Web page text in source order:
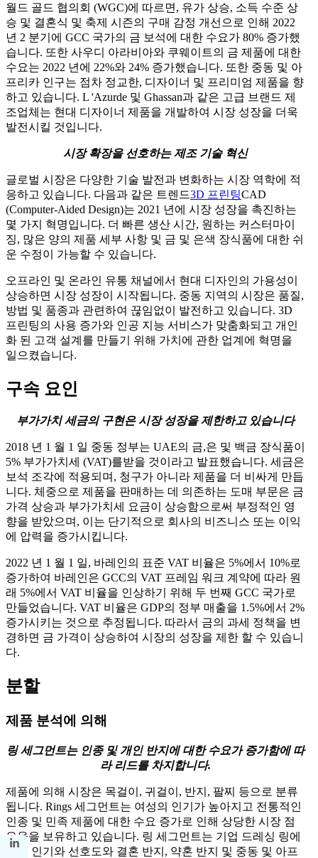
월드 골드 협의회 (WGC)에 따르면, 유가 상승, 소득 수준 상
승 및 결혼식 및 축제 시즌의 구매 감정 개선으로 인해 2022
년 2 분기에 GCC 국가의 금 보석에 대한 수요가 80% 증가했
습니다. 또한 사우디 아라비아와 쿠웨이트의 금 제품에 대한
수요는 2022 년에 22%와 24% 증가했습니다. 또한 중동 및 아
프리카 인구는 점차 정교한, 디자이너 및 프리미엄 제품을 향
하고 있습니다. L 'Azurde 및 Ghassan과 같은 고급 브랜드 제
조업체는 현대 디자이너 제품을 개발하여 시장 성장을 더욱
발전시킬 것입니다.
시장 확장을 선호하는 제조 기술 혁신
글로벌 시장은 다양한 기술 발전과 변화하는 시장 역학에 적
응하고 있습니다. 다음과 같은 트렌드3D 프린팅CAD
(Computer-Aided Design)는 2021 년에 시장 성장을 촉진하는
몇 가지 혁명입니다. 더 빠른 생산 시간, 원하는 커스터마이
징, 많은 양의 제품 세부 사항 및 금 및 은색 장식품에 대한 쉬
운 수정이 가능할 수 있습니다.
오프라인 및 온라인 유통 채널에서 현대 디자인의 가용성이
상승하면 시장 성장이 시작됩니다. 중동 지역의 시장은 품질,
방법 및 품종과 관련하여 끊임없이 발전하고 있습니다. 3D
프린팅의 사용 증가와 인공 지능 서비스가 맞춤화되고 개인
화 된 고객 설계를 만들기 위해 가치에 관한 업계에 혁명을
일으켰습니다.
구속 요인
부가가치 세금의 구현은 시장 성장을 제한하고 있습니다
2018 년 1 월 1 일 중동 정부는 UAE의 금,은 및 백금 장식품이
5% 부가가치세 (VAT)를받을 것이라고 발표했습니다. 세금은
보석 조각에 적용되며, 청구가 아니라 제품을 더 비싸게 만듭
니다. 체중으로 제품을 판매하는 데 의존하는 도매 부문은 금
가격 상승과 부가가치세 요금이 상승함으로써 부정적인 영
향을 받았으며, 이는 단기적으로 회사의 비즈니스 또는 이익
에 압력을 증가시킵니다.
2022 년 1 월 1 일, 바레인의 표준 VAT 비율은 5%에서 10%로
증가하여 바레인은 GCC의 VAT 프레임 워크 계약에 따라 원
래 5%에서 VAT 비율을 인상하기 위해 두 번째 GCC 국가로
만들었습니다. VAT 비율은 GDP의 정부 매출을 1.5%에서 2%
증가시키는 것으로 추정됩니다. 따라서 금의 과세 정책을 변
경하면 금 가격이 상승하여 시장의 성장을 제한 할 수 있습니
다.
분할
제품 분석에 의해
링 세그먼트는 인종 및 개인 반지에 대한 수요가 증가함에 따
라 리드를 차지합니다.
제품에 의해 시장은 목걸이, 귀걸이, 반지, 팔찌 등으로 분류
됩니다. Rings 세그먼트는 여성의 인기가 높아지고 전통적인
인종 및 민족 제품에 대한 수요 증가로 인해 상당한 시장 점
유율을 보유하고 있습니다. 링 세그먼트는 기업 드레싱 링에
대한 인기와 선호도와 결혼 반지, 약혼 반지 및 중동 및 아프